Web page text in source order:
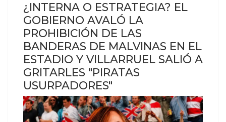
¿INTERNA O ESTRATEGIA? EL
GOBIERNO AVALÓ LA
PROHIBICIÓN DE LAS
BANDERAS DE MALVINAS EN EL
ESTADIO Y VILLARRUEL SALIÓ A
GRITARLES "PIRATAS
USURPADORES"